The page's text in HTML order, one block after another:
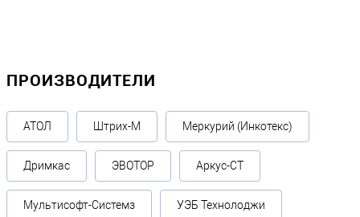
ПРОИЗВОДИТЕЛИ
АТОЛ Штрих-М Меркурий (Инкотекс)
Дримкас ЭВОТОР Аркус-СТ
Мультисофт-Системз УЭБ Технолоджи